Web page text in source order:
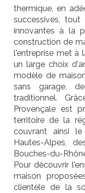
thermique, en
successives,
innovantes à la
construction de
l'entreprise met à
un large choix
modèle de
sans garage,
traditionnel.
Provençale est
territoire de la
couvrant ainsi le
Hautes-Alpes,
Bouches-du-
Pour découvrir
maison
clientèle de la